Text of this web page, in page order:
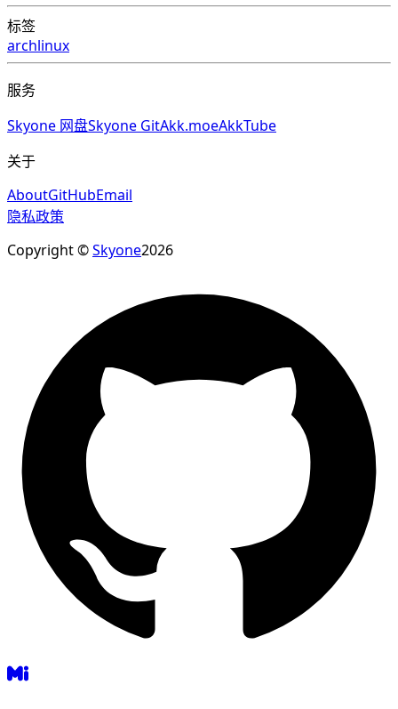
标签
archlinux
服务
Skyone 网盘Skyone GitAkk.moeAkkTube
关于
AboutGitHubEmail
隐私政策
Copyright ©Skyone2026